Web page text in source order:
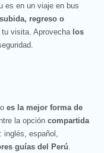
es en un viaje en bus
regreso o
tu visita. Aprovecha los
es la mejor forma de
la opcióncompartida
español,
guías del Perú